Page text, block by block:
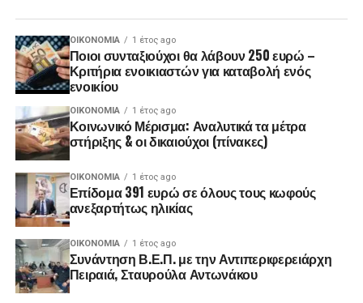
ΟΙΚΟΝΟΜΊΑ 1 έτος ago
Ποιοι συνταξιούχοι θα λάβουν 250 ευρώ –
Κριτήρια ενοικιαστών για καταβολή ενός
ενοικίου
ΟΙΚΟΝΟΜΊΑ 1 έτος ago
Κοινωνικό Μέρισμα: Αναλυτικά τα μέτρα
στήριξης & οι δικαιούχοι (πίνακες)
ΟΙΚΟΝΟΜΊΑ 1 έτος ago
Επίδομα 391 ευρώ σε όλους τους κωφούς
ανεξαρτήτως ηλικίας
ΟΙΚΟΝΟΜΊΑ 1 έτος ago
Συνάντηση Β.Ε.Π. με την Αντιπεριφερειάρχη
Πειραιά, Σταυρούλα Αντωνάκου